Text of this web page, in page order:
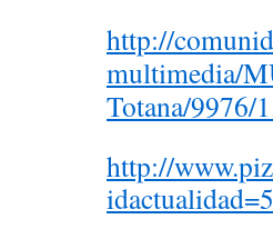
http://
multimedia/
Totana/9976/
http://